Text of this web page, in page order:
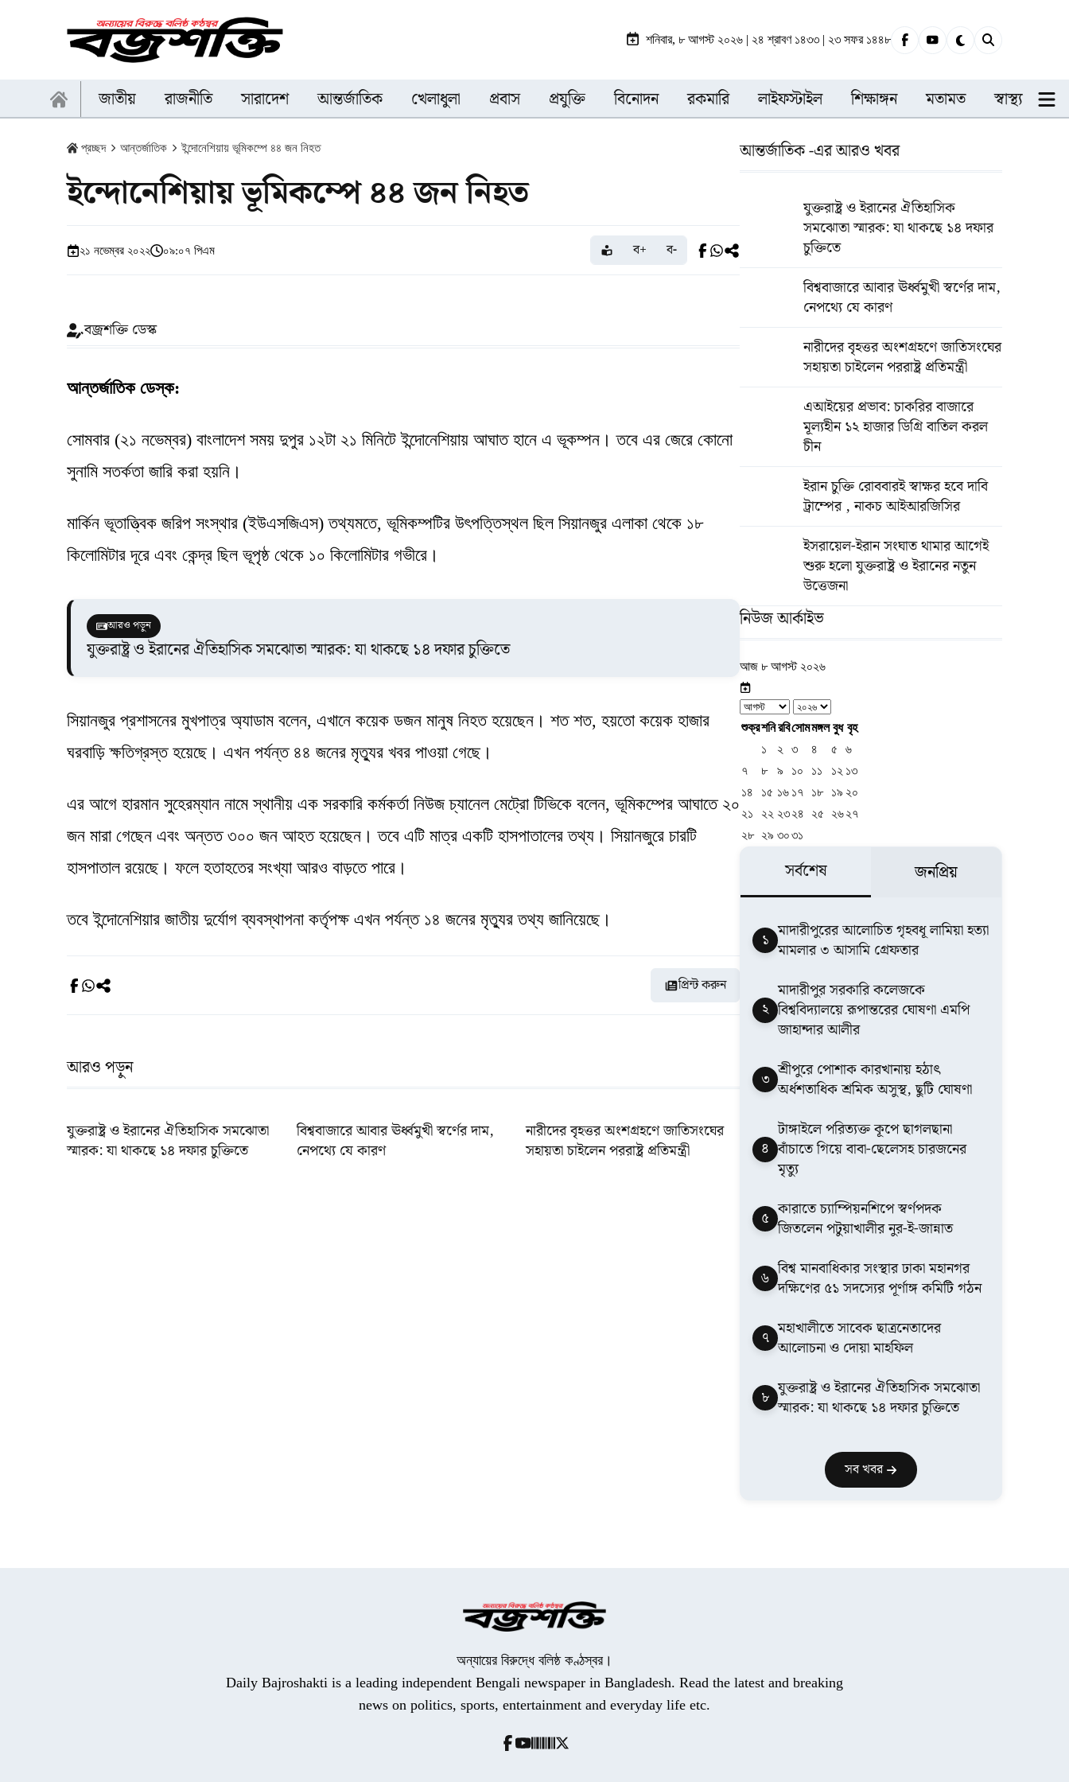
শনিবার, ৮ আগস্ট ২০২৬ | ২৪ শ্রাবণ ১৪৩৩ | ২৩ সফর ১৪৪৮
জাতীয় রাজনীতি সারাদেশ আন্তর্জাতিক খেলাধুলা প্রবাস প্রযুক্তি বিনোদন রকমারি লাইফস্টাইল শিক্ষাঙ্গন মতামত স্বাস্থ্য
প্রচ্ছদ আন্তর্জাতিক ইন্দোনেশিয়ায় ভূমিকম্পে ৪৪ জন নিহত
ইন্দোনেশিয়ায় ভূমিকম্পে ৪৪ জন নিহত
২১ নভেম্বর ২০২২ ০৯:০৭ পিএম ব+ ব-
বজ্রশক্তি ডেস্ক
আন্তর্জাতিক ডেস্ক:
সোমবার (২১ নভেম্বর) বাংলাদেশ সময় দুপুর ১২টা ২১ মিনিটে ইন্দোনেশিয়ায় আঘাত হানে এ ভূকম্পন। তবে এর জেরে কোনো
সুনামি সতর্কতা জারি করা হয়নি।
মার্কিন ভূতাত্ত্বিক জরিপ সংস্থার (ইউএসজিএস) তথ্যমতে, ভূমিকম্পটির উৎপত্তিস্থল ছিল সিয়ানজুর এলাকা থেকে ১৮
কিলোমিটার দূরে এবং কেন্দ্র ছিল ভূপৃষ্ঠ থেকে ১০ কিলোমিটার গভীরে।
আরও পড়ুন
যুক্তরাষ্ট্র ও ইরানের ঐতিহাসিক সমঝোতা স্মারক: যা থাকছে ১৪ দফার চুক্তিতে
সিয়ানজুর প্রশাসনের মুখপাত্র অ্যাডাম বলেন, এখানে কয়েক ডজন মানুষ নিহত হয়েছেন। শত শত, হয়তো কয়েক হাজার
ঘরবাড়ি ক্ষতিগ্রস্ত হয়েছে। এখন পর্যন্ত ৪৪ জনের মৃত্যুর খবর পাওয়া গেছে।
এর আগে হারমান সুহেরম্যান নামে স্থানীয় এক সরকারি কর্মকর্তা নিউজ চ্যানেল মেট্রো টিভিকে বলেন, ভূমিকম্পের আঘাতে ২০
জন মারা গেছেন এবং অন্তত ৩০০ জন আহত হয়েছেন। তবে এটি মাত্র একটি হাসপাতালের তথ্য। সিয়ানজুরে চারটি
হাসপাতাল রয়েছে। ফলে হতাহতের সংখ্যা আরও বাড়তে পারে।
তবে ইন্দোনেশিয়ার জাতীয় দুর্যোগ ব্যবস্থাপনা কর্তৃপক্ষ এখন পর্যন্ত ১৪ জনের মৃত্যুর তথ্য জানিয়েছে।
প্রিন্ট করুন
আরও পড়ুন
যুক্তরাষ্ট্র ও ইরানের ঐতিহাসিক সমঝোতা
স্মারক: যা থাকছে ১৪ দফার চুক্তিতে
বিশ্ববাজারে আবার ঊর্ধ্বমুখী স্বর্ণের দাম,
নেপথ্যে যে কারণ
নারীদের বৃহত্তর অংশগ্রহণে জাতিসংঘের
সহায়তা চাইলেন পররাষ্ট্র প্রতিমন্ত্রী
আন্তর্জাতিক -এর আরও খবর
যুক্তরাষ্ট্র ও ইরানের ঐতিহাসিক
সমঝোতা স্মারক: যা থাকছে ১৪ দফার
চুক্তিতে
বিশ্ববাজারে আবার ঊর্ধ্বমুখী স্বর্ণের দাম,
নেপথ্যে যে কারণ
নারীদের বৃহত্তর অংশগ্রহণে জাতিসংঘের
সহায়তা চাইলেন পররাষ্ট্র প্রতিমন্ত্রী
এআইয়ের প্রভাব: চাকরির বাজারে
মূল্যহীন ১২ হাজার ডিগ্রি বাতিল করল
চীন
ইরান চুক্তি রোববারই স্বাক্ষর হবে দাবি
ট্রাম্পের , নাকচ আইআরজিসির
ইসরায়েল-ইরান সংঘাত থামার আগেই
শুরু হলো যুক্তরাষ্ট্র ও ইরানের নতুন
উত্তেজনা
নিউজ আর্কাইভ
আজ ৮ আগস্ট ২০২৬
শুক্রশনিরবিসোমমঙ্গল বুধ বৃহ
১
২ ৩ ৪ ৫
৬
৭
৮ ৯ ১০ ১১ ১২ ১৩
১৪
১৫ ১৬ ১৭ ১৮ ১৯ ২০
২১
২২ ২৩২৪ ২৫ ২৬২৭
২৮ ২৯ ৩০৩১
সর্বশেষ জনপ্রিয়
১ মাদারীপুরের আলোচিত গৃহবধূ লামিয়া হত্যা
মামলার ৩ আসামি গ্রেফতার
২
মাদারীপুর সরকারি কলেজকে
বিশ্ববিদ্যালয়ে রূপান্তরের ঘোষণা এমপি
জাহান্দার আলীর
৩ শ্রীপুরে পোশাক কারখানায় হঠাৎ
অর্ধশতাধিক শ্রমিক অসুস্থ, ছুটি ঘোষণা
৪
টাঙ্গাইলে পরিত্যক্ত কূপে ছাগলছানা
বাঁচাতে গিয়ে বাবা-ছেলেসহ চারজনের
মৃত্যু
৫ কারাতে চ্যাম্পিয়নশিপে স্বর্ণপদক
জিতলেন পটুয়াখালীর নুর-ই-জান্নাত
৬ বিশ্ব মানবাধিকার সংস্থার ঢাকা মহানগর
দক্ষিণের ৫১ সদস্যের পূর্ণাঙ্গ কমিটি গঠন
৭ মহাখালীতে সাবেক ছাত্রনেতাদের
আলোচনা ও দোয়া মাহফিল
৮ যুক্তরাষ্ট্র ও ইরানের ঐতিহাসিক সমঝোতা
স্মারক: যা থাকছে ১৪ দফার চুক্তিতে
সব খবর
অন্যায়ের বিরুদ্ধে বলিষ্ঠ কণ্ঠস্বর।
Daily Bajroshakti is a leading independent Bengali newspaper in Bangladesh. Read the latest and breaking
news on politics, sports, entertainment and everyday life etc.